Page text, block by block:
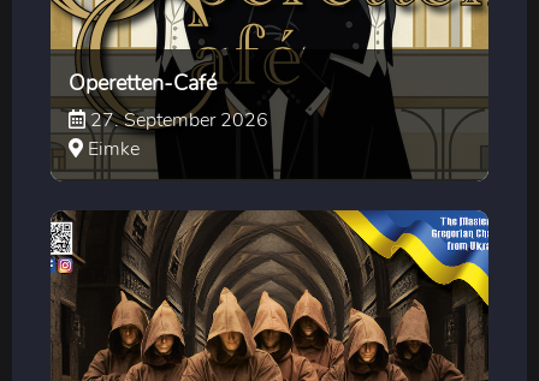
Operetten-Café
27. September 2026
Eimke